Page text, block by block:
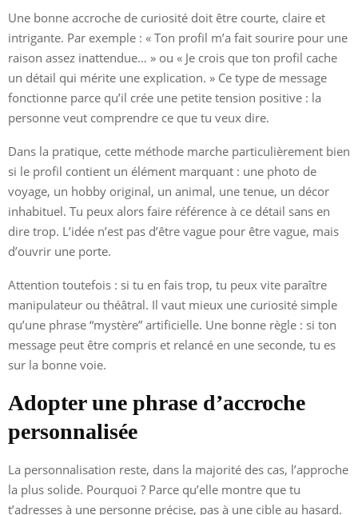
Une bonne accroche de curiosité doit être courte, claire et
intrigante. Par exemple : « Ton profil m’a fait sourire pour une
raison assez inattendue… » ou « Je crois que ton profil cache
un détail qui mérite une explication. » Ce type de message
fonctionne parce qu’il crée une petite tension positive : la
personne veut comprendre ce que tu veux dire.
Dans la pratique, cette méthode marche particulièrement bien
si le profil contient un élément marquant : une photo de
voyage, un hobby original, un animal, une tenue, un décor
inhabituel. Tu peux alors faire référence à ce détail sans en
dire trop. L’idée n’est pas d’être vague pour être vague, mais
d’ouvrir une porte.
Attention toutefois : si tu en fais trop, tu peux vite paraître
manipulateur ou théâtral. Il vaut mieux une curiosité simple
qu’une phrase “mystère” artificielle. Une bonne règle : si ton
message peut être compris et relancé en une seconde, tu es
sur la bonne voie.
Adopter une phrase d’accroche
personnalisée
La personnalisation reste, dans la majorité des cas, l’approche
la plus solide. Pourquoi ? Parce qu’elle montre que tu
t’adresses à une personne précise, pas à une cible au hasard.